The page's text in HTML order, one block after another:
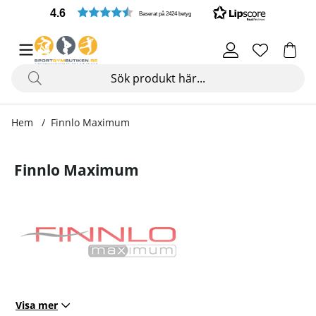
4.6 Baserat på 2424 betyg
Hem Finnlo Maximum
Finnlo Maximum
Visa mer